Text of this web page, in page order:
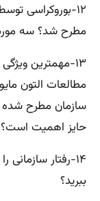
۱۲-بوروکراسی
مطرح شد؟ سه
۱۳-مهمترین
مطالعات التون
سازمان مطرح
حایز اهمیت است؟
۱۴-رفتار
ببرید؟